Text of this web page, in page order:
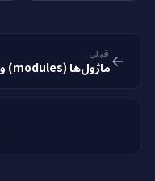
قبلی
ماژول‌ها (modules) و ساختار پروژه